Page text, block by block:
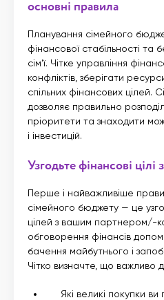
основні правила
Планування сімейного
фінансової стабільності та
сім’ї. Чітке управління
конфліктів, зберігати
спільних фінансових цілей.
дозволяє правильно
пріоритети та знаходити
і інвестицій.
Узгодьте фінансові цілі
Перше і найважливіше
сімейного бюджету — це
цілей з вашим партнером/-
обговорення фінансів
бачення майбутнього і
Чітко визначте, що важливо
Які великі покупки